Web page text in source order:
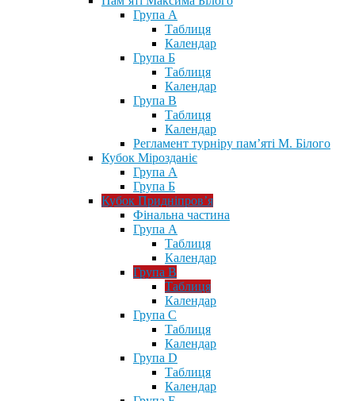
Група А
Таблиця
Календар
Група Б
Таблиця
Календар
Група В
Таблиця
Календар
Регламент турніру пам’яті М. Білого
Кубок Мірозданіє
Група А
Група Б
Кубок Придніпров’я
Фінальна частина
Група А
Таблиця
Календар
Група В
Таблиця
Календар
Група С
Таблиця
Календар
Група D
Таблиця
Календар